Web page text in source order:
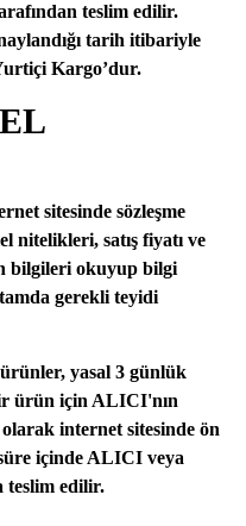
teslim edilir.
tarih itibariyle
Kargo’dur.
sitesinde sözleşme
nitelikleri, satış fiyatı ve
bilgileri okuyup bilgi
gerekli teyidi
yasal 3 günlük
ürün için ALICI'nın
internet sitesinde ön
içinde ALICI veya
teslim edilir.